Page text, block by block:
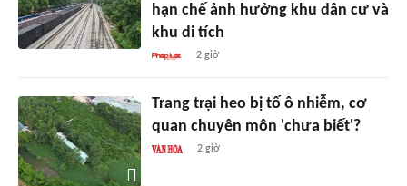
hạn chế ảnh hưởng khu dân cư và
khu di tích
2 giờ
Trang trại heo bị tố ô nhiễm, cơ
quan chuyên môn 'chưa biết'?
2 giờ